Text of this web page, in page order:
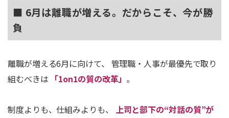
■ 6月は離職が増える。だからこそ、今が勝
負
離職が増える6月に向けて、 管理職・人事が最優先で取り
組むべきは 「1on1の質の改革」 。
制度よりも、仕組みよりも、 上司と部下の“対話の質”が